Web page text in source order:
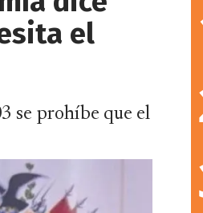
el
se prohíbe que el